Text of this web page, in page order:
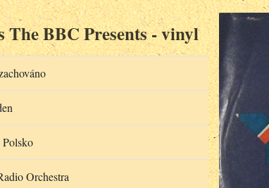
BBC Presents - vinyl
Orchestra